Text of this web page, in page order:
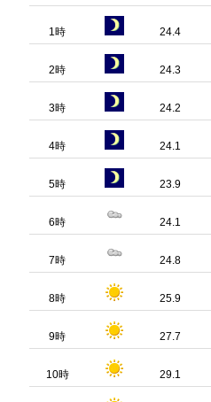
1時 24.4
2時 24.3
3時 24.2
4時 24.1
5時 23.9
6時 24.1
7時 24.8
8時 25.9
9時 27.7
10時 29.1